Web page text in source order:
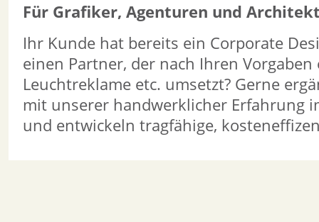
Für Grafiker, Agenturen und
Ihr Kunde hat bereits ein Corporate
einen Partner, der nach Ihren
Leuchtreklame etc. umsetzt? Gerne
mit unserer handwerklicher Erfahrung
und entwickeln tragfähige,